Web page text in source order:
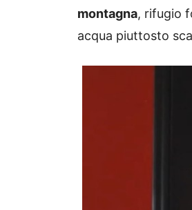
montagna, rifugio
acqua piuttosto